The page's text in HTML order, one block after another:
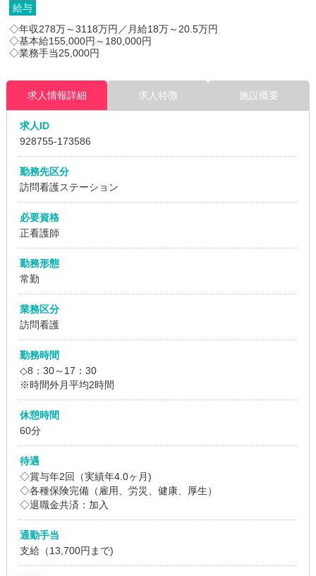
給与
◇年収278万～3118万円／月給18万～20.5万円
◇基本給155,000円～180,000円
◇業務手当25,000円
求人情報詳細 求人特徴 施設概要
求人ID
928755-173586
勤務先区分
訪問看護ステーション
必要資格
正看護師
勤務形態
常勤
業務区分
訪問看護
勤務時間
◇8：30～17：30
※時間外月平均2時間
休憩時間
60分
待遇
◇賞与年2回（実績年4.0ヶ月)
◇各種保険完備（雇用、労災、健康、厚生）
◇退職金共済：加入
通勤手当
支給（13,700円まで)